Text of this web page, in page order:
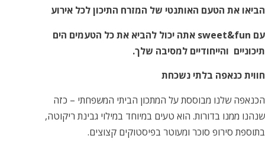
הביאו את הטעם האותנטי של המזרח התיכון לכל אירוע
עם sweet&fun אתה יכול להביא את כל הטעמים הים
תיכוניים והייחודיים למסיבה שלך.
חווית כנאפה בלתי נשכחת
הכנאפה שלנו מבוססת על המתכון הביתי המשפחתי – כזה
שנהנו ממנו בדורות. הוא טעים במיוחד במילוי גבינת ריקוטה,
בתוספת סירופ סוכר ומעוטר בפיסטוקים קצוצים.